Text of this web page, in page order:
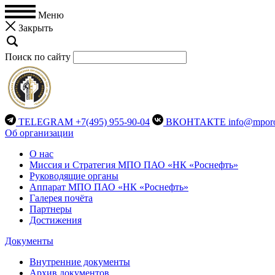
Меню
Закрыть
Поиск по сайту
TELEGRAM +7(495) 955-90-04 ВКОНТАКТЕ
Об организации
О нас
Миссия и Стратегия МПО ПАО «НК «Роснефть»
Руководящие органы
Аппарат МПО ПАО «НК «Роснефть»
Галерея почёта
Партнеры
Достижения
Документы
Внутренние документы
Архив документов